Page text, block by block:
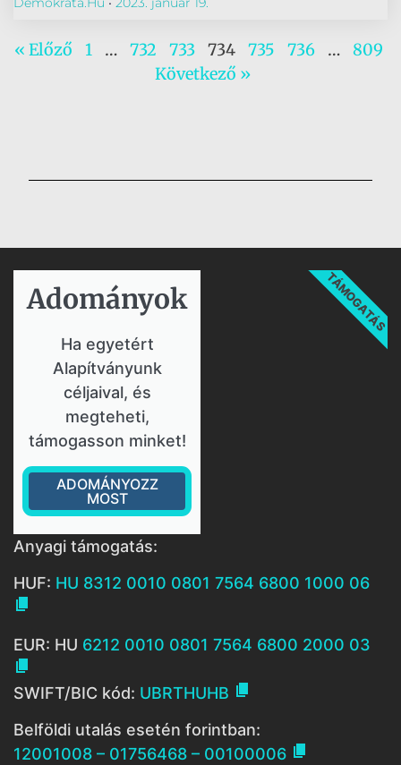
« Előző 1 … 732 733 734 735 736 …
809
Következő »
Adományok​
Ha egyetért
Alapítványunk
céljaival, és
megteheti,
támogasson minket!
ADOMÁNYOZZ
MOST
TÁMOGATÁS
Anyagi támogatás:
HUF: HU 8312 0010 0801 7564 6800 1000 06

EUR: HU 6212 0010 0801 7564 6800 2000 03

SWIFT/BIC kód: UBRTHUHB 
Belföldi utalás esetén forintban:
12001008 – 01756468 – 00100006 